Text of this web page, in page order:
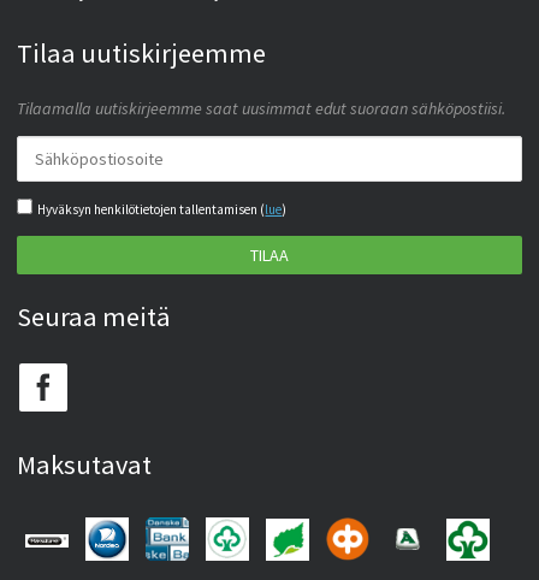
Tilaa uutiskirjeemme
Tilaamalla uutiskirjeemme saat uusimmat edut suoraan sähköpostiisi.
Hyväksyn henkilötietojen tallentamisen (lue)
TILAA
Seuraa meitä
Maksutavat